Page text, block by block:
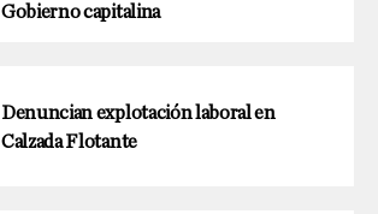
Gobierno capitalina
Denuncian explotación laboral en
Calzada Flotante